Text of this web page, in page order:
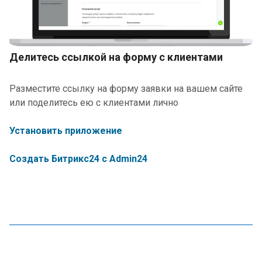
Делитесь ссылкой на форму с клиентами
Разместите ссылку на форму заявки на вашем сайте
или поделитесь ею с клиентами лично
Установить приложение
Создать Битрикс24 с Admin24